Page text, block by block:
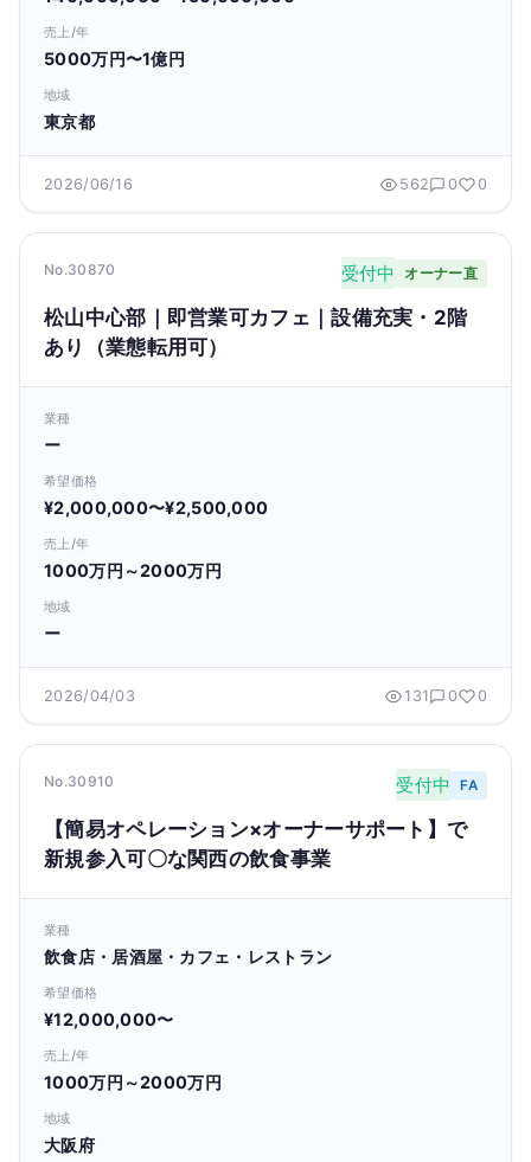
売上/年
5000万円〜1億円
地域
東京都
2026/06/16 562 0 0
No.30870 受付中 オーナー直
松山中心部｜即営業可カフェ｜設備充実・2階
あり（業態転用可）
業種
ー
希望価格
¥2,000,000〜¥2,500,000
売上/年
1000万円～2000万円
地域
ー
2026/04/03 131 0 0
No.30910 受付中 FA
【簡易オペレーション×オーナーサポート】で
新規参入可〇な関西の飲食事業
業種
飲食店・居酒屋・カフェ・レストラン
希望価格
¥12,000,000〜
売上/年
1000万円～2000万円
地域
大阪府